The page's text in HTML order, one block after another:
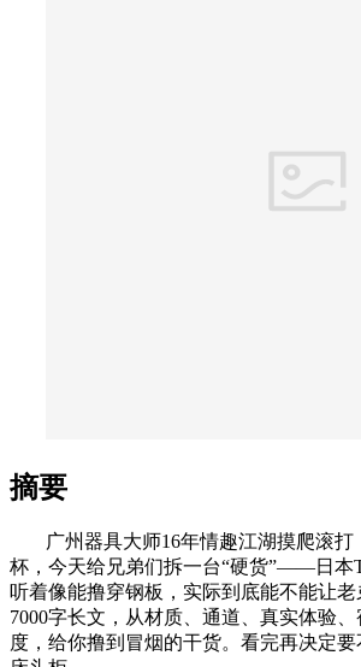
摘要
广州器具大师16年情趣江湖摸爬滚
杯，今天给兄弟们拆一台“硬货”——日本
听着像能撸穿钢板，实际到底能不能让
7000字长文，从材质、通道、真实体验
度，给你撸到冒烟的干货。看完再决定